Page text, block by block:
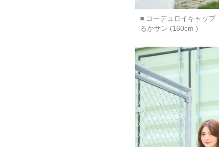
■ コーデュロイキャップ
るかサン (160cm )